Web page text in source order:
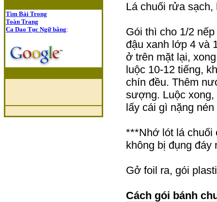
Tìm Bài Trong
Toàn Trang
Ca Dao Tục Ngữ bằng:
Lá chuối rửa
Gói thì cho 1/2
đậu xanh lớp 4 và
ở trên mặt lại,
luộc 10-12 tiếng,
chín đều. Thêm
sượng. Luộc
lấy cái gì nặng
***Nhớ lót lá
không bị đụng đáy
Gở foil ra, gói
Cách gói bánh